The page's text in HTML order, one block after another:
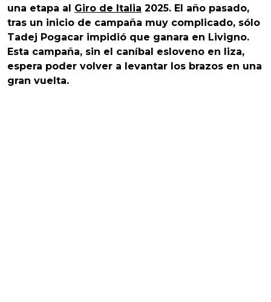
una etapa al Giro de Italia 2025. El año pasado,
tras un inicio de campaña muy complicado, sólo
Tadej Pogacar impidió que ganara en Livigno.
Esta campaña, sin el caníbal esloveno en liza,
espera poder volver a levantar los brazos en una
gran vuelta.